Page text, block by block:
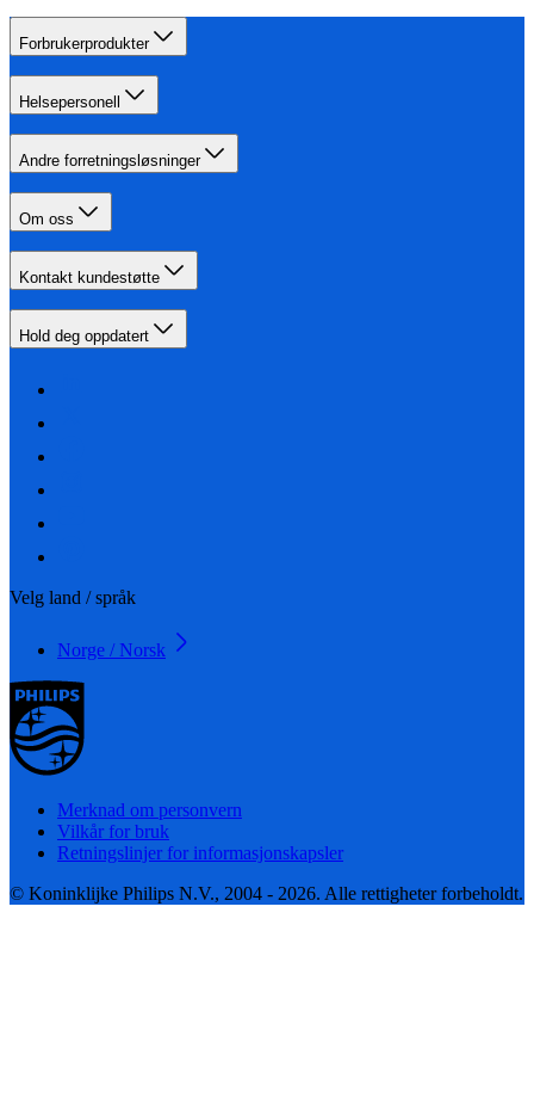
Forbrukerprodukter
Helsepersonell
Andre forretningsløsninger
Om oss
Kontakt kundestøtte
Hold deg oppdatert
Velg land / språk
Norge / Norsk
Merknad om personvern
Vilkår for bruk
Retningslinjer for informasjonskapsler
© Koninklijke Philips N.V., 2004 - 2026. Alle rettigheter forbeholdt.